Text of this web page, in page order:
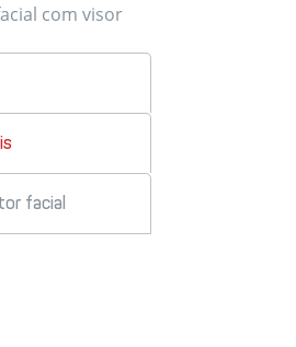
com visor
facial